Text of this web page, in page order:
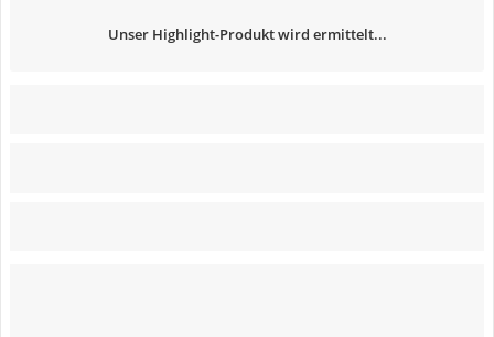
Unser Highlight-Produkt wird ermittelt...